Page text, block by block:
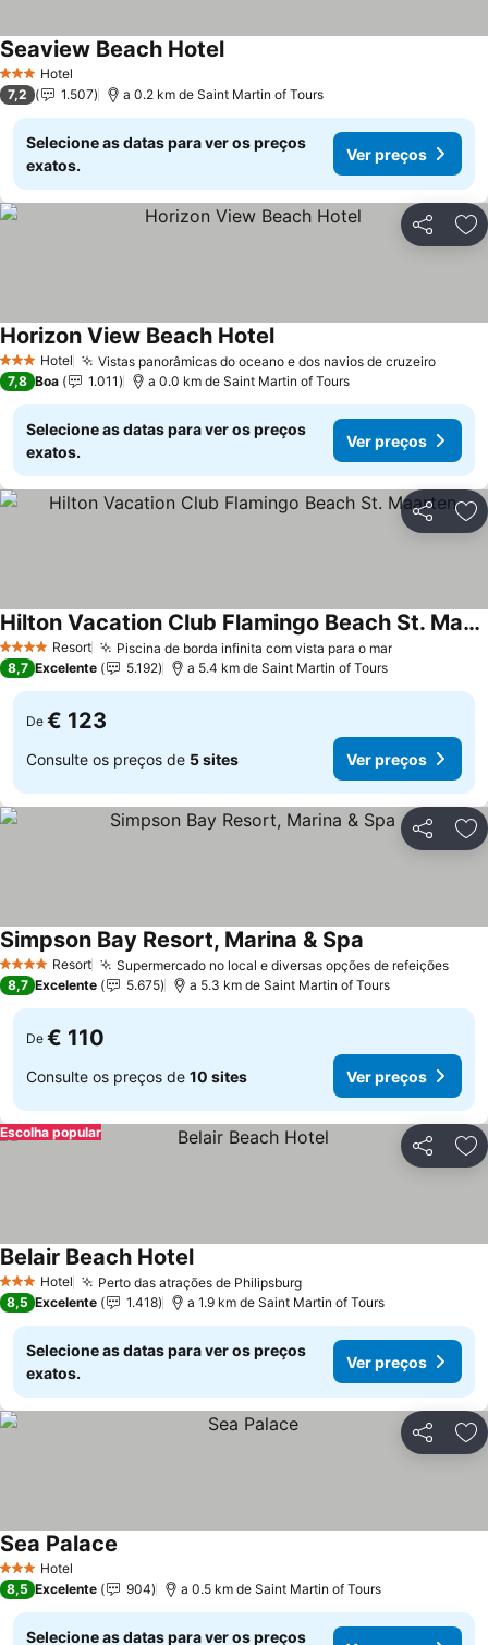
3 EstrelasHotel
Seaview Beach Hotel
7,2 1.507 a 0.2 km de Saint Martin of Tours
Selecione as datas para ver os preços
exatos.
Ver preços
Partilhar
3 EstrelasHotel Vistas panorâmicas do oceano e dos navios de cruzeiro
Horizon View Beach Hotel
7,8 Boa 1.011 a 0.0 km de Saint Martin of Tours
Selecione as datas para ver os preços
exatos.
Ver preços
Partilhar
4 EstrelasResort Piscina de borda infinita com vista para o mar
Hilton Vacation Club Flamingo Beach St. Maarten
8,7 Excelente 5.192 a 5.4 km de Saint Martin of Tours
De € 123
Consulte os preços de 5 sites Ver preços
Partilhar
4 EstrelasResort Supermercado no local e diversas opções de refeições
Simpson Bay Resort, Marina & Spa
8,7 Excelente 5.675 a 5.3 km de Saint Martin of Tours
De € 110
Consulte os preços de 10 sites Ver preços
Partilhar
Escolha popular
3 EstrelasHotel Perto das atrações de Philipsburg
Belair Beach Hotel
8,5 Excelente 1.418 a 1.9 km de Saint Martin of Tours
Selecione as datas para ver os preços
exatos.
Ver preços
Partilhar
3 EstrelasHotel
Sea Palace
8,5 Excelente 904 a 0.5 km de Saint Martin of Tours
Selecione as datas para ver os preços